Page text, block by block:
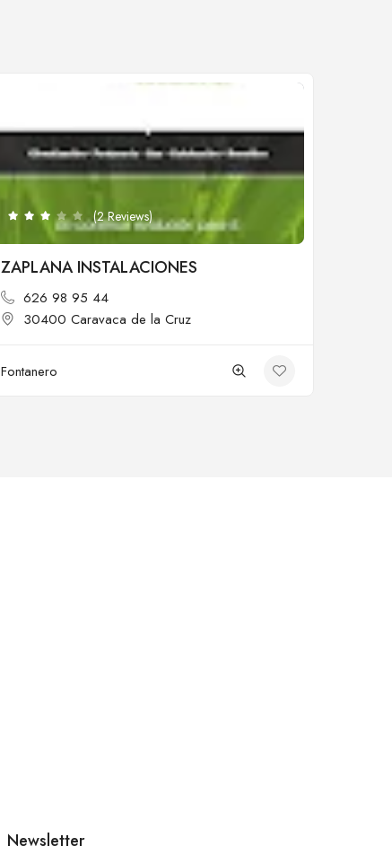
(2 Reviews)
ZAPLANA INSTALACIONES
626 98 95 44
30400 Caravaca de la Cruz
Fontanero
Newsletter